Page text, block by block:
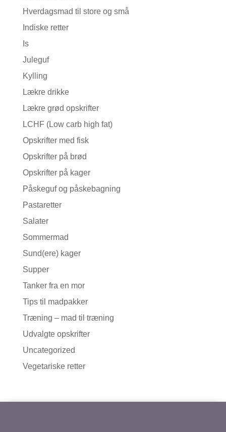
Hverdagsmad til store og små
Indiske retter
Is
Juleguf
Kylling
Lækre drikke
Lækre grød opskrifter
LCHF (Low carb high fat)
Opskrifter med fisk
Opskrifter på brød
Opskrifter på kager
Påskeguf og påskebagning
Pastaretter
Salater
Sommermad
Sund(ere) kager
Supper
Tanker fra en mor
Tips til madpakker
Træning – mad til træning
Udvalgte opskrifter
Uncategorized
Vegetariske retter